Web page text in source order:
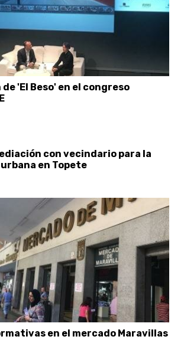
'El Beso' en el congreso
con vecindario para la
en Topete
en el mercado Maravillas